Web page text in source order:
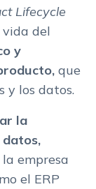
Lifecycle
del
y
que
y los datos.
la
datos,
empresa
el ERP